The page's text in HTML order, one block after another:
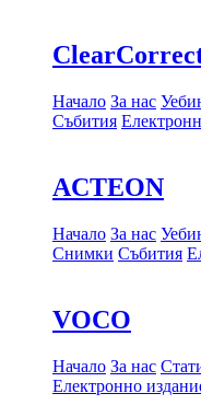
Начало За нас
Събития
ACTEON
Начало За нас
Снимки Събития
VOCO
Начало За нас
Електронно